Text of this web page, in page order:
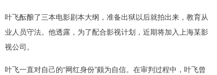
叶飞酝酿了三本电影剧本大纲，准备出狱以后就拍出来，教育从
业人员守法。他透露，为了配合影视计划，近期将加入上海某影
视公司。
叶飞一直对自己的“网红身份”颇为自信。在审判过程中，叶飞曾